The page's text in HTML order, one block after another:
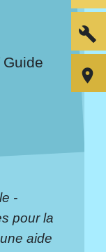
Guide
-
pour la
aide
build
room